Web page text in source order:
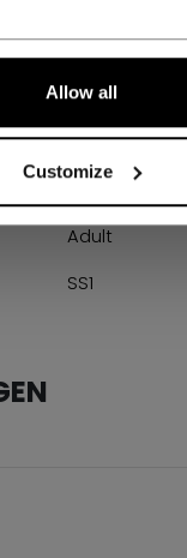
Allow all
Customize
ANGABEN
HLW61A-AD
Adult
SS1